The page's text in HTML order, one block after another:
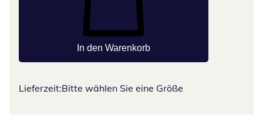
In den Warenkorb
Lieferzeit:Bitte wählen Sie eine Größe